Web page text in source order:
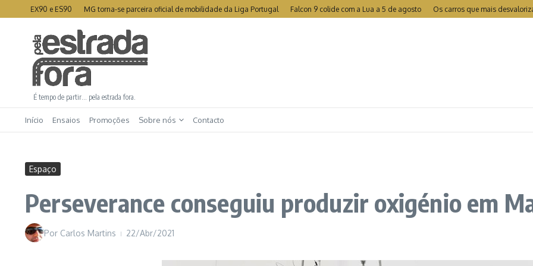
Ir para o conteúdo
EX90 e ES90 MG torna-se parceira oficial de mobilidade da Liga Portugal Falcon 9 colide com a Lua a 5 de agosto Os carros que mais desvalorizam
É tempo de partir… pela estrada fora.
Início Ensaios Promoções Sobre nós Contacto
Espaço
Perseverance conseguiu produzir oxigénio em
Por Carlos Martins 22/Abr/2021